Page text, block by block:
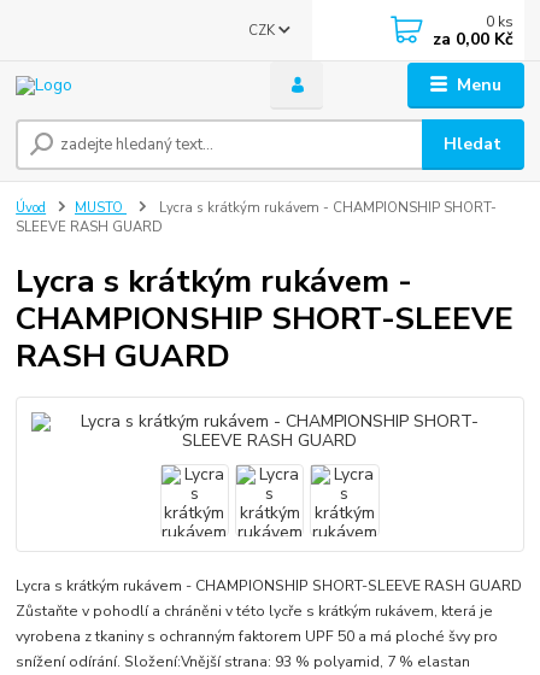
Menu
CZK
Hledat
0 ks
za 0,00 Kč
Úvod MUSTO
Lycra s krátkým rukávem - CHAMPIONSHIP SHORT-
SLEEVE RASH GUARD
Lycra s krátkým rukávem -
CHAMPIONSHIP SHORT-SLEEVE
RASH GUARD
Lycra s krátkým rukávem - CHAMPIONSHIP SHORT-SLEEVE RASH GUARD
Zůstaňte v pohodlí a chráněni v této lycře s krátkým rukávem, která je
vyrobena z tkaniny s ochranným faktorem UPF 50 a má ploché švy pro
snížení odírání. Složení:Vnější strana: 93 % polyamid, 7 % elastan